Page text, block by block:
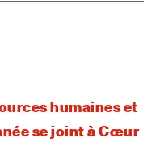
humaines et
se joint à Cœur